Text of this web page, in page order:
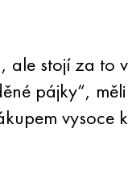
stojí za to
pájky“,
vysoce